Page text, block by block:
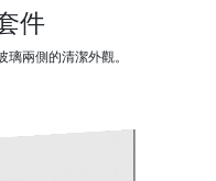
件
兩側的清潔外觀。